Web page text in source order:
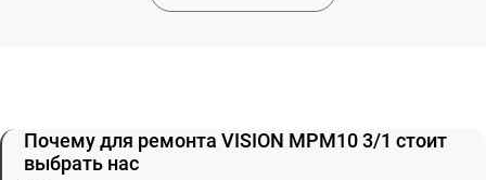
Почему для ремонта VISION MPM10 3/1 стоит
выбрать нас